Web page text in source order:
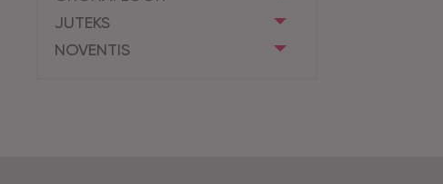
JUTEKS
NOVENTIS